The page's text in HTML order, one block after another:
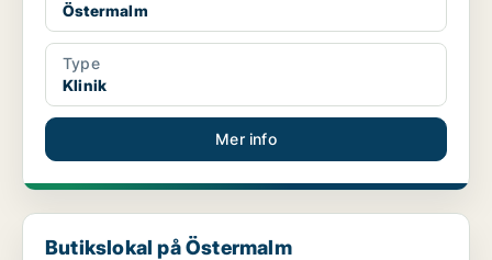
Östermalm
Type
Klinik
Mer info
Butikslokal på Östermalm
Butikslokal på Östermalm